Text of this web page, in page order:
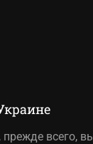
прежде всего,